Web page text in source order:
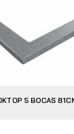
5 BOCAS